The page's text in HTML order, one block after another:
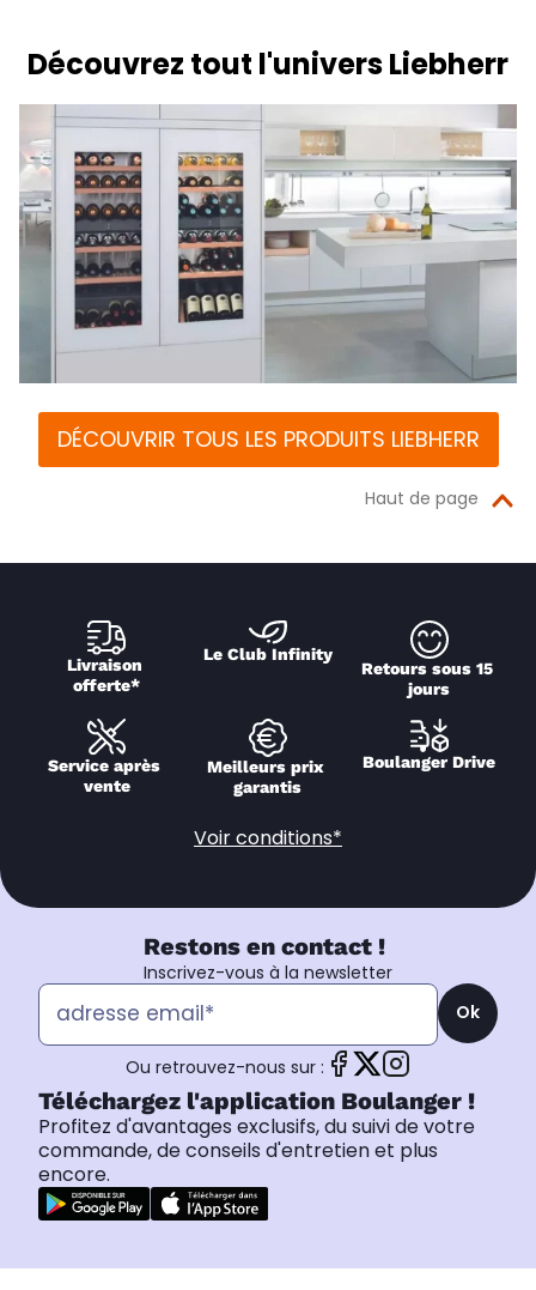
Découvrez tout l'univers Liebherr
DÉCOUVRIR TOUS LES PRODUITS LIEBHERR
Haut de page
Livraison
offerte*
Le Club Infinity
Retours sous 15
jours
Service après
vente
Meilleurs prix
garantis
Boulanger Drive
Voir conditions*
Restons en contact !
Inscrivez-vous à la newsletter
Ok
Ou retrouvez-nous sur :
Téléchargez l'application Boulanger !
Profitez d'avantages exclusifs, du suivi de votre
commande, de conseils d'entretien et plus
encore.